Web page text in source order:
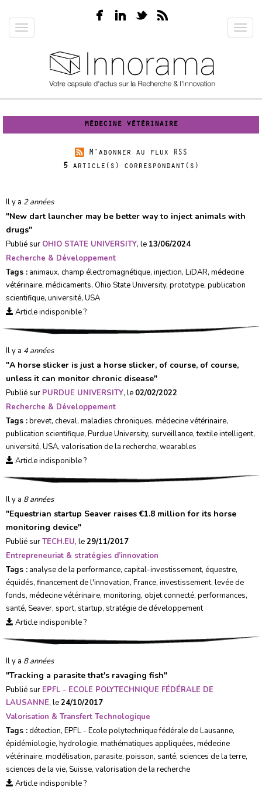
au
contenuToggle
médecine vétérinaire
M'abonner au flux RSS
5 article(s) correspondant(s)
Il y a 2 années
"New dart launcher may be better way to inject animals with
drugs"
Publié sur OHIO STATE UNIVERSITY, le 13/06/2024
Recherche & Développement
Tags : animaux, champ électromagnétique, injection, LiDAR, médecine
vétérinaire, médicaments, Ohio State University, prototype, publication
scientifique, université, USA
Article indisponible ?
Il y a 4 années
"A horse slicker is just a horse slicker, of course, of course,
unless it can monitor chronic disease"
Publié sur PURDUE UNIVERSITY, le 02/02/2022
Recherche & Développement
Tags :brevet, cheval, maladies chroniques, médecine vétérinaire,
publication scientifique, Purdue University, surveillance,textile intelligent,
université, USA, valorisation de la recherche, wearables
Article indisponible ?
Il y a 8 années
"Equestrian startup Seaver raises €1.8 million for its horse
monitoring device"
Publié surTECH.EU, le29/11/2017
Entrepreneuriat & stratégies d’innovation
Tags : analyse de la performance, capital-investissement, équestre,
équidés, financement de l'innovation, France, investissement, levée de
fonds, médecine vétérinaire, monitoring, objet connecté, performances,
santé, Seaver, sport, startup, stratégie de développement
Article indisponible ?
Il y a 8 années
"Tracking a parasite that's ravaging fish"
Publié sur EPFL - ECOLE POLYTECHNIQUE FÉDÉRALE DE
LAUSANNE, le24/10/2017
Valorisation & Transfert Technologique
Tags :détection, EPFL - Ecole polytechnique fédérale de Lausanne,
épidémiologie, hydrologie, mathématiques appliquées, médecine
vétérinaire, modélisation, parasite, poisson, santé, sciences de la terre,
sciences de la vie, Suisse, valorisation de la recherche
Article indisponible ?